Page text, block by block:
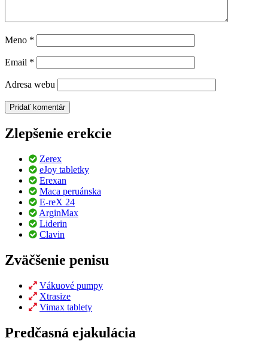
Meno *
Email *
Adresa webu
Zlepšenie erekcie
Zerex
eJoy tabletky
Erexan
Maca peruánska
E-reX 24
ArginMax
Liderin
Clavin
Zväčšenie penisu
Vákuové pumpy
Xtrasize
Vimax tablety
Predčasná ejakulácia